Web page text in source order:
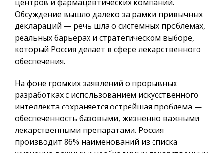
центров и фармацевтических компаний.
Обсуждение вышло далеко за рамки привычных
деклараций — речь шла о системных проблемах,
реальных барьерах и стратегическом выборе,
который Россия делает в сфере лекарственного
обеспечения.
На фоне громких заявлений о прорывных
разработках с использованием искусственного
интеллекта сохраняется острейшая проблема —
обеспеченность базовыми, жизненно важными
лекарственными препаратами. Россия
производит 86% наименований из списка